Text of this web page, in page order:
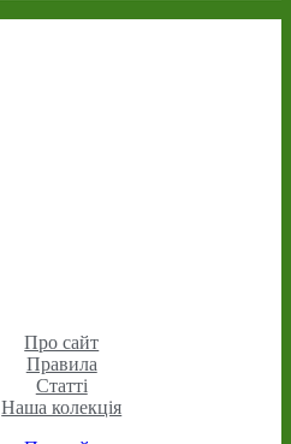
Про сайт
Правила
Статті
Наша колекція